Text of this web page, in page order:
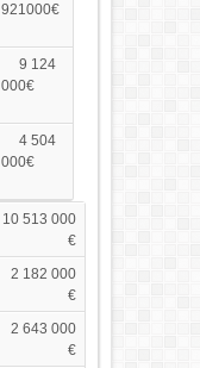
921000€
9 124
000€
4 504
000€
10 513 000
€
2 182 000
€
2 643 000
€